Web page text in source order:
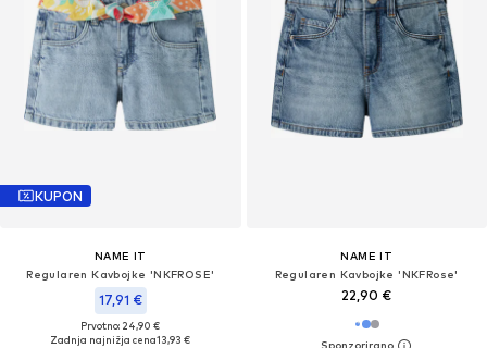
KUPON
NAME IT
Regularen Kavbojke 'NKFROSE'
17,91 €
Prvotno: 24,90 €
Zadnja najnižja cena13,93 €
NAME IT
Regularen Kavbojke 'NKFRose'
22,90 €